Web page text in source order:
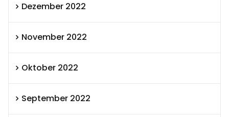
Dezember 2022
November 2022
Oktober 2022
September 2022